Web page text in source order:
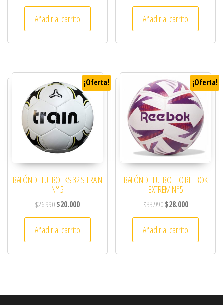
Añadir al carrito Añadir al carrito
¡Oferta!
BALÓN DE FUTBOL KS 32 S TRAIN
N° 5
$26.990El precio original era: $26.990.
$20.000El precio actual es: $20.000.
Añadir al carrito
¡Oferta!
BALÓN DE FUTBOLITO REEBOK
EXTREM N°5
$33.990 El precio original era:
$28.000El precio
Añadir al carrito